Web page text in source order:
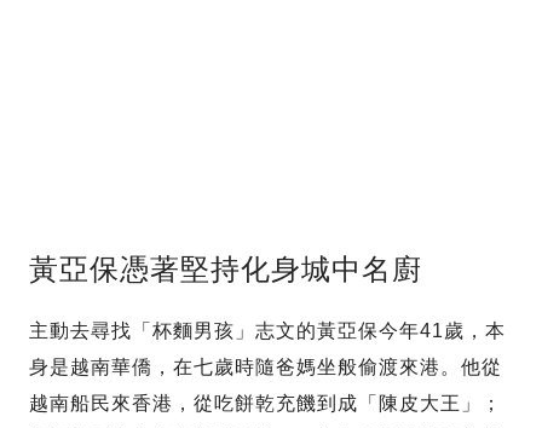
黃亞保憑著堅持化身城中名廚
主動去尋找「杯麵男孩」志文的黃亞保今年41歲，本
身是越南華僑，在七歲時隨爸媽坐般偷渡來港。他從
越南船民來香港，從吃餅乾充饑到成「陳皮大王」；